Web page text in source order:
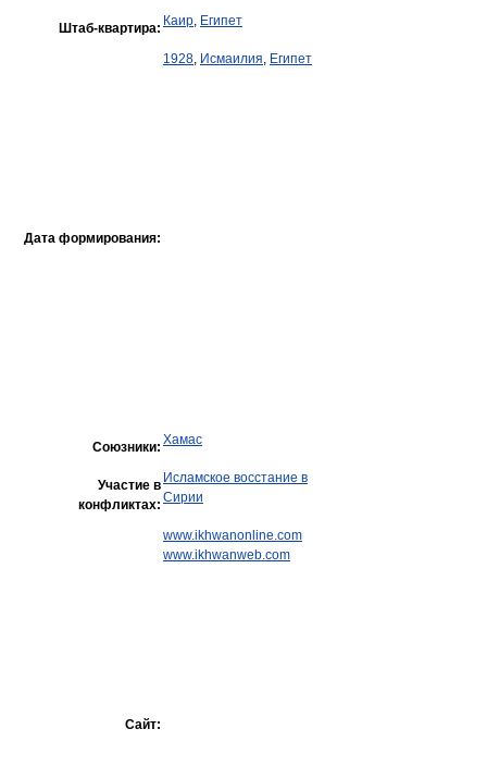
Штаб-квартира: Каир, Египет
Дата формирования:
1928, Исмаилия, Египет
Союзники: Хамас
Участие в
конфликтах:
Исламское восстание в
Сирии
Сайт:
www.ikhwanonline.com
www.ikhwanweb.com